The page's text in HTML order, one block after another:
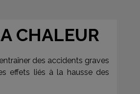
CHALEUR
des accidents graves
effets liés à la hausse des